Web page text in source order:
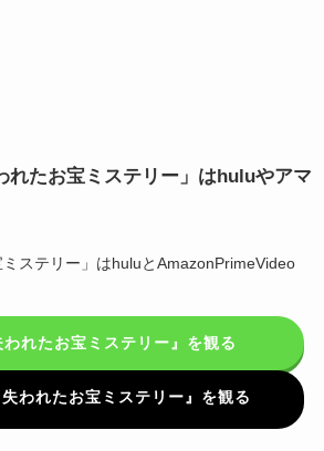
れたお宝ミステリー」はhuluやアマ
ステリー」はhuluとAmazonPrimeVideo
れたお宝ミステリー』を観る
われたお宝ミステリー』を観る